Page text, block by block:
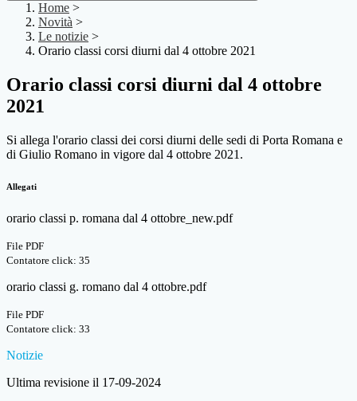
Home >
Novità >
Le notizie >
Orario classi corsi diurni dal 4 ottobre 2021
Orario classi corsi diurni dal 4 ottobre
2021
Si allega l'orario classi dei corsi diurni delle sedi di Porta Romana e
di Giulio Romano in vigore dal 4 ottobre 2021.
Allegati
orario classi p. romana dal 4 ottobre_new.pdf
File PDF
Contatore click: 35
orario classi g. romano dal 4 ottobre.pdf
File PDF
Contatore click: 33
Notizie
Ultima revisione il 17-09-2024